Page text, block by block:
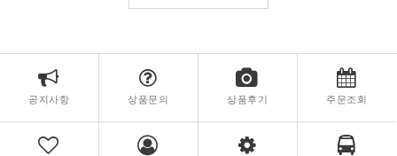
공지사항 상품문의 상품후기 주문조회